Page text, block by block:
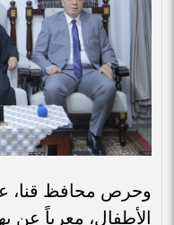
وحرص محافظ قنا،
الأطفال، معرباً عن